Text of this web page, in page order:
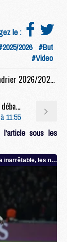
le :
2026 #But
#Video
Club : PSG/OM, PSG/OL, etc, le calendrier 2026/2027 du PSG dévoilé
Club : La deuxième Ligue des champions du PSG débarque au Parc des Princes
11:55
l'article sous les